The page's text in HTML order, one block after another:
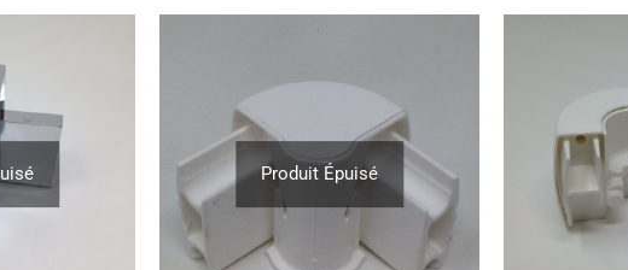
Produit Épuisé